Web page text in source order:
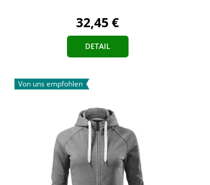
32,45 €
DETAIL
Von uns empfohlen